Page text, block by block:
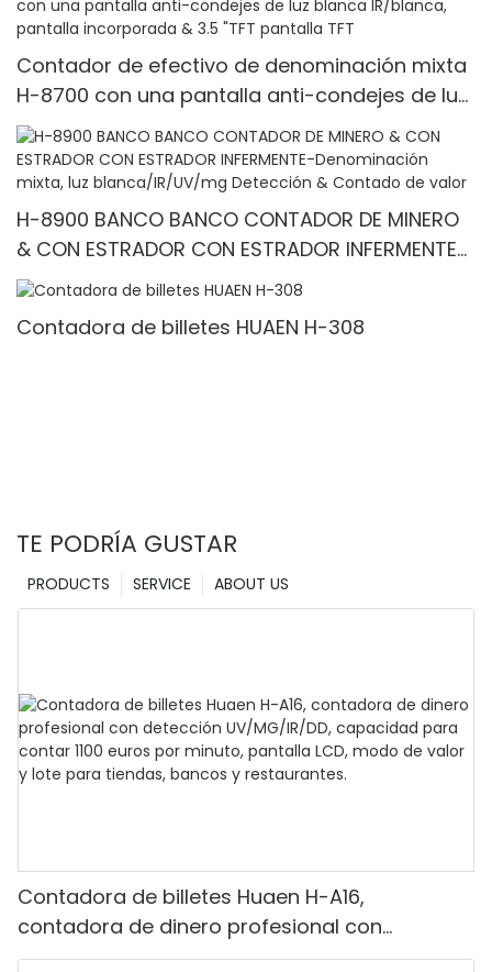
Contador de efectivo de denominación mixta
H-8700 con una pantalla anti-condejes de luz
blanca IR/blanca, pantalla incorporada & 3.5
"TFT pantalla TFT
H-8900 BANCO BANCO CONTADOR DE MINERO
& CON ESTRADOR CON ESTRADOR INFERMENTE-
Denominación mixta, luz blanca/IR/UV/mg
Contadora de billetes HUAEN H-308
TE PODRÍA GUSTAR
ABOUT US
SERVICE
PRODUCTS
Contadora de billetes Huaen H-A16,
contadora de dinero profesional con
detección UV/MG/IR/DD, capacidad para